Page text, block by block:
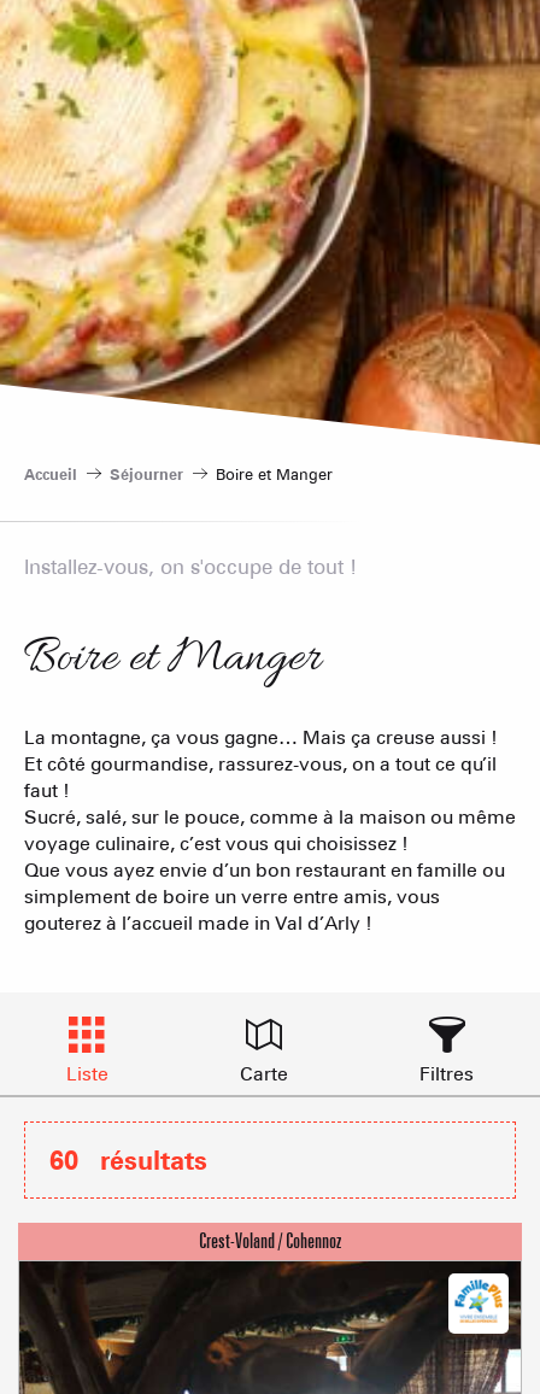
Accueil Séjourner Boire et Manger
Installez-vous, on s'occupe de tout !
Boire et Manger
La montagne, ça vous gagne… Mais ça creuse aussi !
Et côté gourmandise, rassurez-vous, on a tout ce qu’il
faut !
Sucré, salé, sur le pouce, comme à la maison ou même
voyage culinaire, c’est vous qui choisissez !
Que vous ayez envie d’un bon restaurant en famille ou
simplement de boire un verre entre amis, vous
gouterez à l’accueil made in Val d’Arly !
Liste Carte Filtres
60 résultats